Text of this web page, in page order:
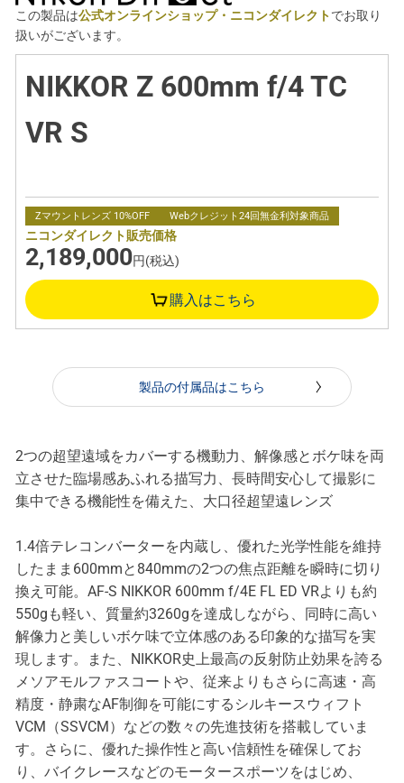
この製品は公式オンラインショップ・ニコンダイレクトでお取り
扱いがございます。
NIKKOR Z 600mm f/4 TC
VR S
Zマウントレンズ 10%OFF Webクレジット24回無金利対象商品
ニコンダイレクト販売価格
2,189,000円(税込)
購入はこちら
製品の付属品はこちら
2つの超望遠域をカバーする機動力、解像感とボケ味を両
立させた臨場感あふれる描写力、長時間安心して撮影に
集中できる機能性を備えた、大口径超望遠レンズ
1.4倍テレコンバーターを内蔵し、優れた光学性能を維持
したまま600mmと840mmの2つの焦点距離を瞬時に切り
換え可能。AF-S NIKKOR 600mm f/4E FL ED VRよりも約
550gも軽い、質量約3260gを達成しながら、同時に高い
解像力と美しいボケ味で立体感のある印象的な描写を実
現します。また、NIKKOR史上最高の反射防止効果を誇る
メソアモルファスコートや、従来よりもさらに高速・高
精度・静粛なAF制御を可能にするシルキースウィフト
VCM（SSVCM）などの数々の先進技術を搭載していま
す。さらに、優れた操作性と高い信頼性を確保してお
り、バイクレースなどのモータースポーツをはじめ、